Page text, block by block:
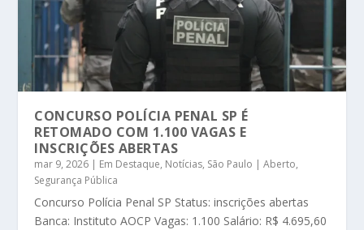
CONCURSO POLÍCIA PENAL SP É
RETOMADO COM 1.100 VAGAS E
INSCRIÇÕES ABERTAS
mar 9, 2026 | Em Destaque, Notícias, São Paulo | Aberto,
Segurança Pública
Concurso Polícia Penal SP Status: inscrições abertas
Banca: Instituto AOCP Vagas: 1.100 Salário: R$ 4.695,60